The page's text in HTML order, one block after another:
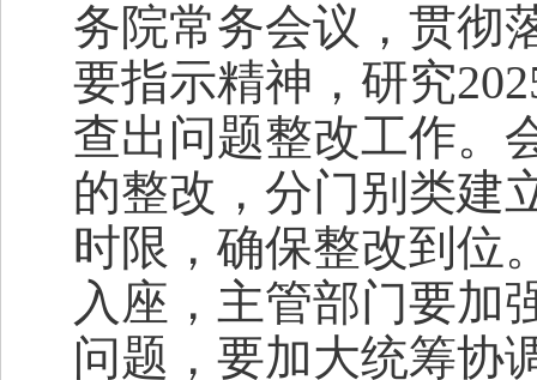
务院常务会议，贯彻
要指示精神，研究
查出问题整改工作。
的整改，分门别类建
时限，确保整改到位
入座，主管部门要加
问题，要加大统筹协